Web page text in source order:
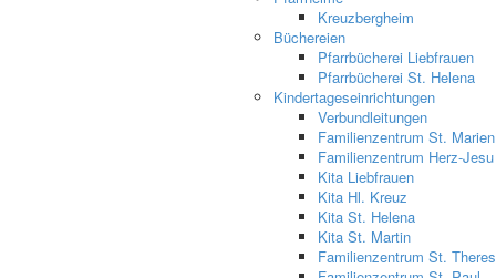
Kreuzbergheim
Büchereien
Pfarrbücherei Liebfrauen
Pfarrbücherei St. Helena
Kindertageseinrichtungen
Verbundleitungen
Familienzentrum St. Marien
Familienzentrum Herz-Jesu
Kita Liebfrauen
Kita Hl. Kreuz
Kita St. Helena
Kita St. Martin
Familienzentrum St.